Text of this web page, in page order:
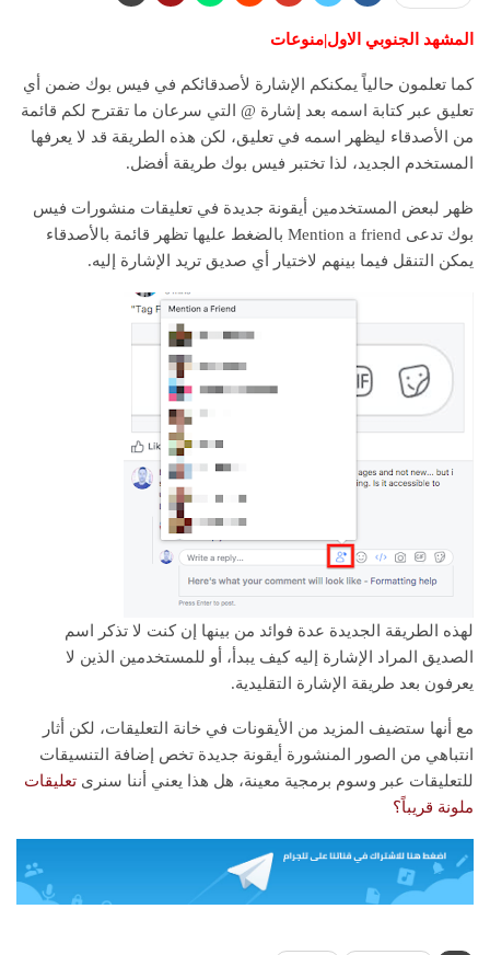
المشهد الجنوبي الاول|منوعات
كما تعلمون حالياً يمكنكم الإشارة لأصدقائكم في فيس بوك ضمن أي
تعليق عبر كتابة اسمه بعد إشارة @ التي سرعان ما تقترح لكم قائمة
من الأصدقاء ليظهر اسمه في تعليق، لكن هذه الطريقة قد لا يعرفها
المستخدم الجديد، لذا تختبر فيس بوك طريقة أفضل.
ظهر لبعض المستخدمين أيقونة جديدة في تعليقات منشورات فيس
بوك تدعى Mention a friend بالضغط عليها تظهر قائمة بالأصدقاء
يمكن التنقل فيما بينهم لاختيار أي صديق تريد الإشارة إليه.
لهذه الطريقة الجديدة عدة فوائد من بينها إن كنت لا تذكر اسم
الصديق المراد الإشارة إليه كيف يبدأ، أو للمستخدمين الذين لا
يعرفون بعد طريقة الإشارة التقليدية.
مع أنها ستضيف المزيد من الأيقونات في خانة التعليقات، لكن أثار
انتباهي من الصور المنشورة أيقونة جديدة تخص إضافة التنسيقات
للتعليقات عبر وسوم برمجية معينة، هل هذا يعني أننا سنرى تعليقات
ملونة قريباً؟